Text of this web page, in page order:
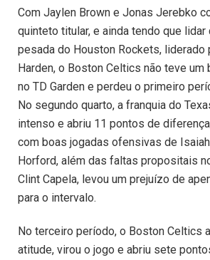
Com Jaylen Brown e Jonas Jerebko
quinteto titular, e ainda tendo que lidar
pesada do Houston Rockets, liderado
Harden, o Boston Celtics não teve um
no TD Garden e perdeu o primeiro
No segundo quarto, a franquia do
intenso e abriu 11 pontos de
com boas jogadas ofensivas de
Horford, além das faltas propositais
Clint Capela, levou um prejuízo de
para o intervalo.
No terceiro período, o Boston Celtics
atitude, virou o jogo e abriu sete